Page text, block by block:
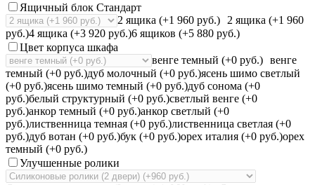
Ящичный блок Стандарт
2 ящика (+1 960 руб.)
2 ящика (+1 960
руб.)4 ящика (+3 920 руб.)6 ящиков (+5 880 руб.)
Цвет корпуса шкафа
венге темный (+0 руб.) венге
темный (+0 руб.)дуб молочный (+0 руб.)ясень шимо светлый
(+0 руб.)ясень шимо темный (+0 руб.)дуб сонома (+0
руб.)белый структурный (+0 руб.)светлый венге (+0
руб.)анкор темный (+0 руб.)анкор светлый (+0
руб.)лиственница темная (+0 руб.)лиственница светлая (+0
руб.)дуб вотан (+0 руб.)бук (+0 руб.)орех италия (+0 руб.)орех
темный (+0 руб.)
Улучшенные ролики